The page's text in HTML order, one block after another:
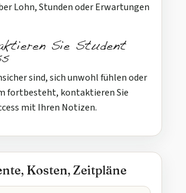
Lohn, Stunden oder Erwartungen
Sie Student
sind, sich unwohl fühlen oder
fortbesteht, kontaktieren Sie
mit Ihren Notizen.
Kosten, Zeitpläne